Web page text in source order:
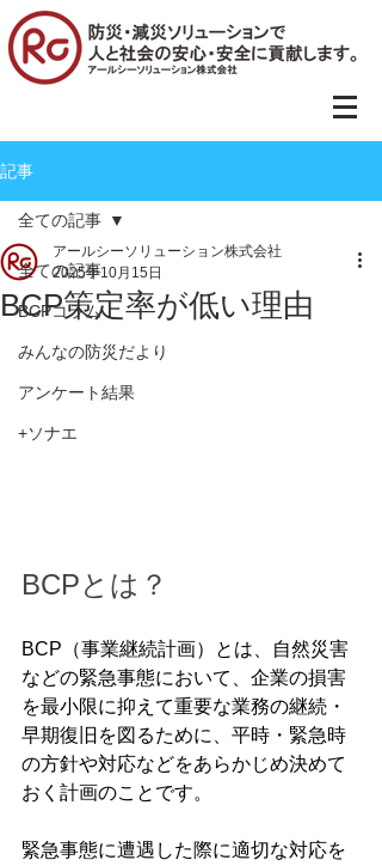
記事
全ての記事
BCPコラム
みんなの防災だより
アンケート結果
+ソナエ
全ての記事
BCP策定率が低い理由
アールシーソリューション株式会社
2025年10月15日
BCPとは？
BCP（事業継続計画）とは、自然災害
などの緊急事態において、企業の損害
を最小限に抑えて重要な業務の継続・
早期復旧を図るために、平時・緊急時
の方針や対応などをあらかじめ決めて
おく計画のことです。
緊急事態に遭遇した際に適切な対応を